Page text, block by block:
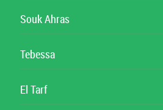
Souk Ahras
Tebessa
El Tarf